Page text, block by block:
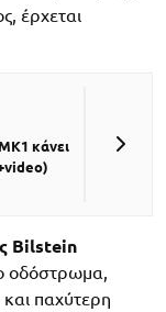
έρχεται
κάνει
Bilstein
οδόστρωμα,
παχύτερη